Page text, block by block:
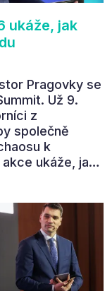
ukáže, jak
Pragovky se
Už 9.
z
společně
k
ukáže, jak